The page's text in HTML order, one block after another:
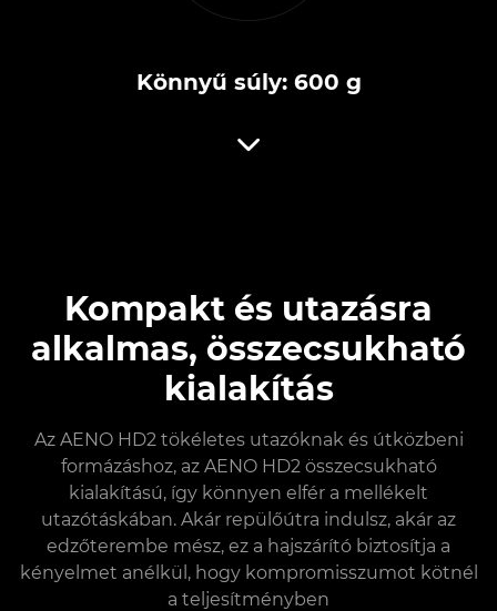
Könnyű súly: 600 g
Kompakt és utazásra
alkalmas, összecsukható
kialakítás
Az AENO HD2 tökéletes utazóknak és útközbeni
formázáshoz, az AENO HD2 összecsukható
kialakítású, így könnyen elfér a mellékelt
utazótáskában. Akár repülőútra indulsz, akár az
edzőterembe mész, ez a hajszárító biztosítja a
kényelmet anélkül, hogy kompromisszumot kötnél
a teljesítményben